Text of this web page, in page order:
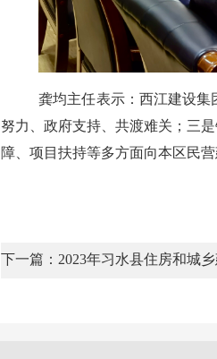
龚均主任表示：西江建设
努力、政府支持、共渡难关；三
障、项目扶持等多方面向本区民
下一篇：2023年习水县住房和城